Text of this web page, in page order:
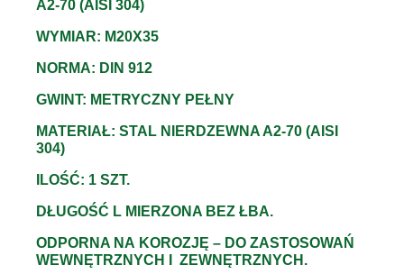
A2-70 (AISI 304)
WYMIAR: M20X35
NORMA: DIN 912
GWINT: METRYCZNY PEŁNY
MATERIAŁ: STAL NIERDZEWNA A2-70 (AISI
304)
ILOŚĆ: 1 SZT.
DŁUGOŚĆ L MIERZONA BEZ ŁBA.
ODPORNA NA KOROZJĘ – DO ZASTOSOWAŃ
WEWNĘTRZNYCH I ZEWNĘTRZNYCH.